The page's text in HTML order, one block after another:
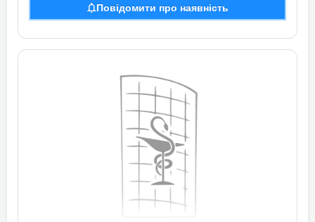
Повідомити про наявність